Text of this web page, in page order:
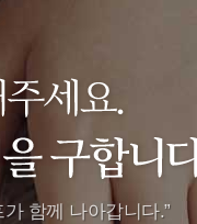
가 함께 나아갑니다.”